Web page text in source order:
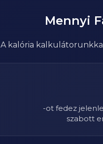
Mennyi
A kalória
-ot fedez
szabott